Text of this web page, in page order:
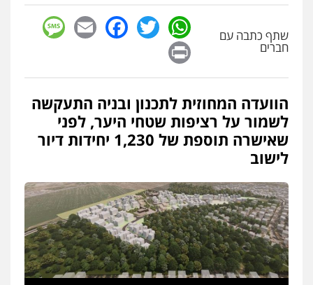
שתף כתבה עם
חברים
WhatsApp
Twitter
Facebook
Email
הוועדה המחוזית לתכנון ובניה התעקשה
לשמור על רציפות שטחי היער, לפני
שאישרה תוספת של 1,230 יחידות דיור
לישוב